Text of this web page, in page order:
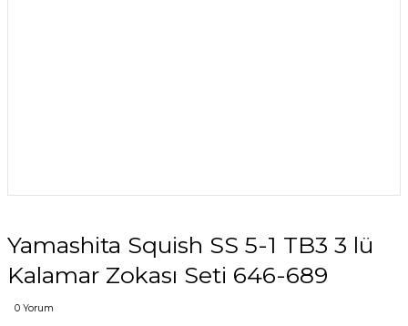
Yamashita Squish SS 5-1 TB3 3 lü
Kalamar Zokası Seti 646-689
0 Yorum